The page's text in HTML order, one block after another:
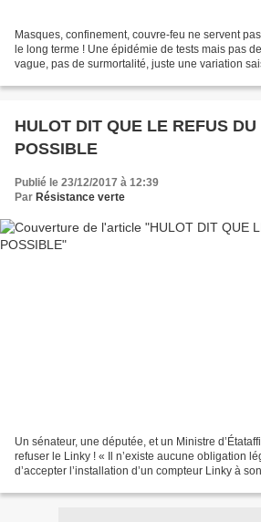
Masques, confinement, couvre-feu ne servent
le long terme ! Une épidémie de tests mais pas
vague, pas de surmortalité, juste une variation
HULOT DIT QUE LE REFUS
POSSIBLE
Publié le 23/12/2017 à 12:39
Par Résistance verte
Un sénateur, une députée, et un Ministre
refuser le Linky ! « Il n’existe aucune obligation
d’accepter l’installation d’un compteur Linky à
valerie-rabault.pdf...